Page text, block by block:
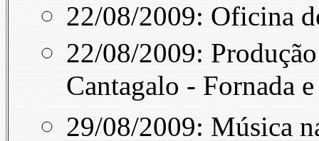
22/08/2009: Oficina
22/08/2009:
Cantagalo - Fornada
29/08/2009: Música